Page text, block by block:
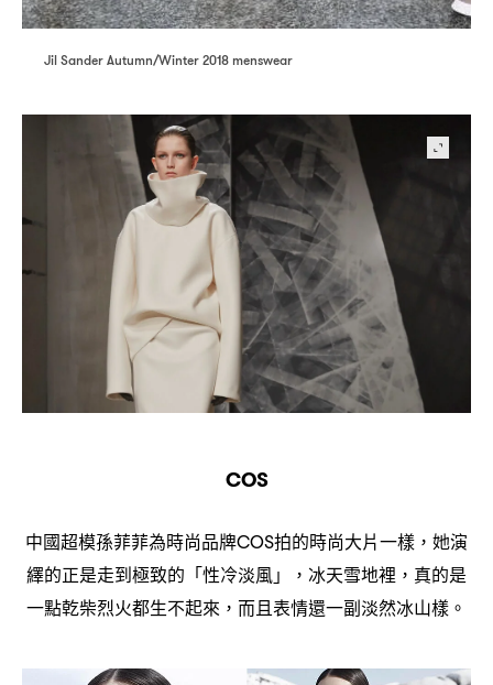
Jil Sander Autumn/Winter 2018 menswear
COS
中國超模孫菲菲為時尚品牌COS拍的時尚大片一樣 ， 她演
繹的正是走到極致的「性冷淡風」
， 冰天雪地裡 ， 真的是
一點乾柴烈火都生不起來 ， 而且表情還一副淡然冰山樣。